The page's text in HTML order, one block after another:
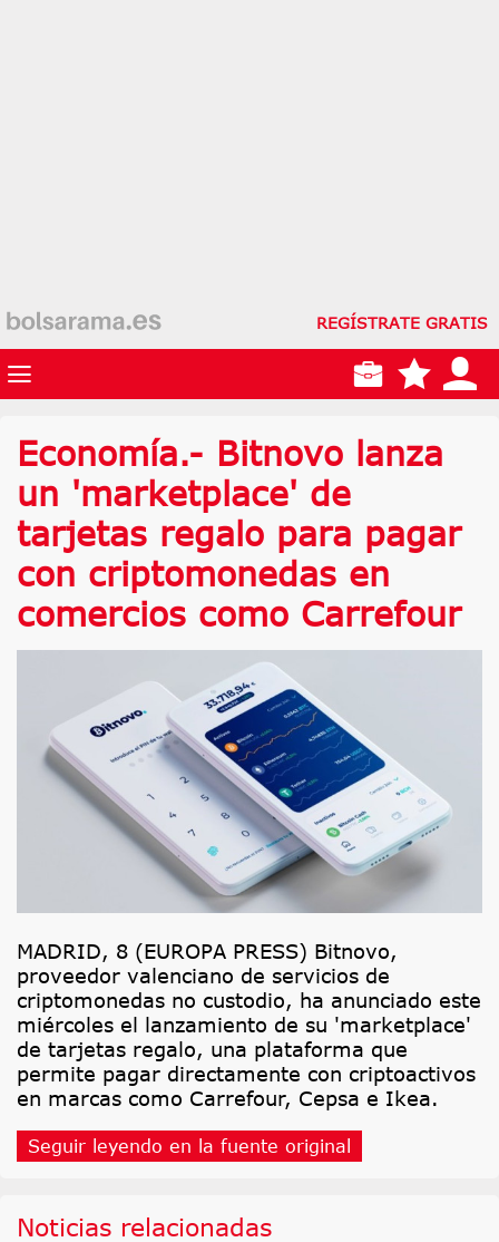
REGÍSTRATE GRATIS
Economía.- Bitnovo lanza
un 'marketplace' de
tarjetas regalo para pagar
con criptomonedas en
comercios como Carrefour
MADRID, 8 (EUROPA PRESS) Bitnovo,
proveedor valenciano de servicios de
criptomonedas no custodio, ha anunciado este
miércoles el lanzamiento de su 'marketplace'
de tarjetas regalo, una plataforma que
permite pagar directamente con criptoactivos
en marcas como Carrefour, Cepsa e Ikea.
Seguir leyendo en la fuente original
Noticias relacionadas